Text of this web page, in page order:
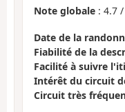
Note globale : 4.7 /
Date de la
Fiabilité de la
Facilité à suivre
Intérêt du circuit
Circuit très